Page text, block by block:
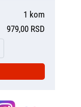
1 kom
979,00 RSD